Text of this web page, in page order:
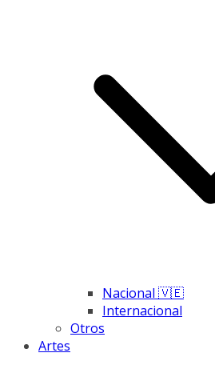
Nacional 🇻🇪
Internacional
Otros
Artes